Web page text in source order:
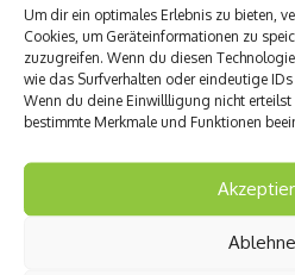
Um dir ein optimales Erlebnis zu bieten,
Cookies, um Geräteinformationen zu
zuzugreifen. Wenn du diesen
wie das Surfverhalten oder eindeutige
Wenn du deine Einwillligung nicht erteilst
bestimmte Merkmale und Funktionen
ein 50 Milliarden-Dollar-Scheck
dezenter auftretenden großen
rettete Dubai damals vor dem